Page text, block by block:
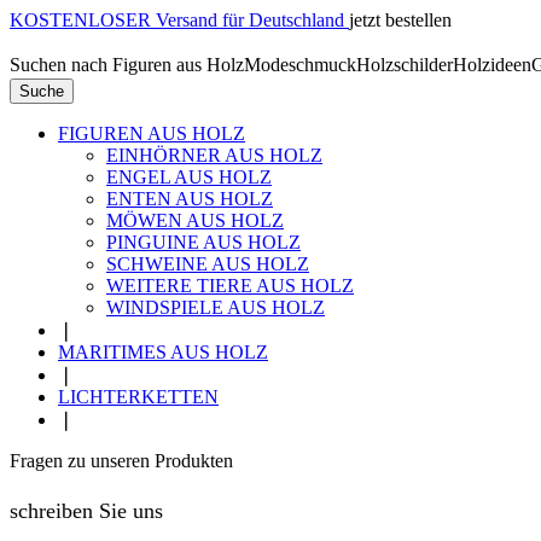
KOSTENLOSER Versand für Deutschland jetzt bestellen
Suchen nach Figuren aus HolzModeschmuckHolzschilderHolzideen
Suche
FIGUREN AUS HOLZ
EINHÖRNER AUS HOLZ
ENGEL AUS HOLZ
ENTEN AUS HOLZ
MÖWEN AUS HOLZ
PINGUINE AUS HOLZ
SCHWEINE AUS HOLZ
WEITERE TIERE AUS HOLZ
WINDSPIELE AUS HOLZ
MARITIMES AUS HOLZ
LICHTERKETTEN
Fragen zu unseren Produkten
schreiben Sie uns